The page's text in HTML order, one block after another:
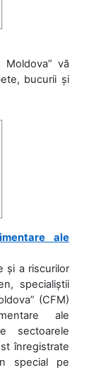
Moldova” vă
bucurii și
ale
și a riscurilor
specialiștii
(CFM)
ale
sectoarele
înregistrate
special pe